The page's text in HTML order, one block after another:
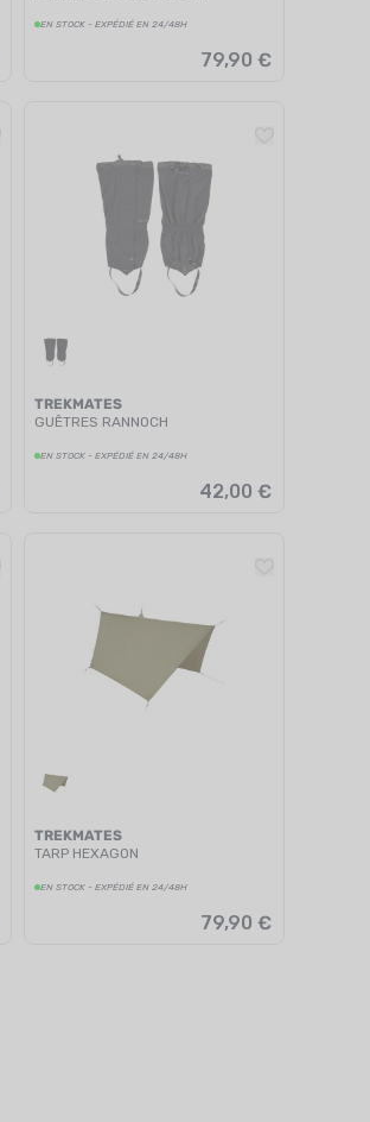
EN STOCK - EXPÉDIÉ EN 24/48H
79,90 €
TREKMATES
GUÊTRES RANNOCH
EN STOCK - EXPÉDIÉ EN 24/48H
42,00 €
TREKMATES
TARP HEXAGON
EN STOCK - EXPÉDIÉ EN 24/48H
79,90 €